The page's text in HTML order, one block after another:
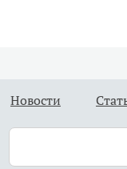
Новости